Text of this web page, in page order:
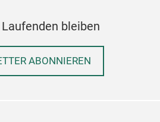
bleiben
ABONNIEREN